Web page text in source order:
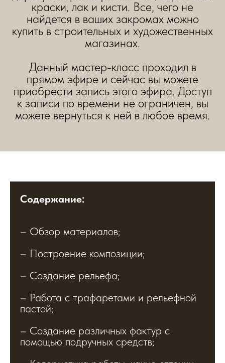
краски, лак и кисти. Все, чего не
найдется в ваших закромах можно
купить в строительных и художественных
магазинах.
Данный мастер-класс проходил в
прямом эфире и сейчас вы можете
приобрести запись этого эфира. Доступ
к записи по времени не ограничен, вы
можете вернуться к ней в любое время.
Содержание:
– Обзор материалов;
– Построение композиции;
– Создание рельефа;
– Работа с трафаретами и рельефной
пастой;
– Создание различных фактур с
помощью подручных средств;